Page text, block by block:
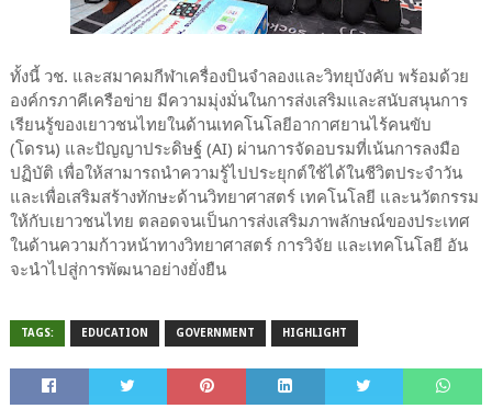
ทั้งนี้ วช. และสมาคมกีฬาเครื่องบินจำลองและวิทยุบังคับ พร้อมด้วย
องค์กรภาคีเครือข่าย มีความมุ่งมั่นในการส่งเสริมและสนับสนุนการ
เรียนรู้ของเยาวชนไทยในด้านเทคโนโลยีอากาศยานไร้คนขับ
(โดรน) และปัญญาประดิษฐ์ (AI) ผ่านการจัดอบรมที่เน้นการลงมือ
ปฏิบัติ เพื่อให้สามารถนำความรู้ไปประยุกต์ใช้ได้ในชีวิตประจำวัน
และเพื่อเสริมสร้างทักษะด้านวิทยาศาสตร์ เทคโนโลยี และนวัตกรรม
ให้กับเยาวชนไทย ตลอดจนเป็นการส่งเสริมภาพลักษณ์ของประเทศ
ในด้านความก้าวหน้าทางวิทยาศาสตร์ การวิจัย และเทคโนโลยี อัน
จะนำไปสู่การพัฒนาอย่างยั่งยืน
TAGS: EDUCATION GOVERNMENT HIGHLIGHT